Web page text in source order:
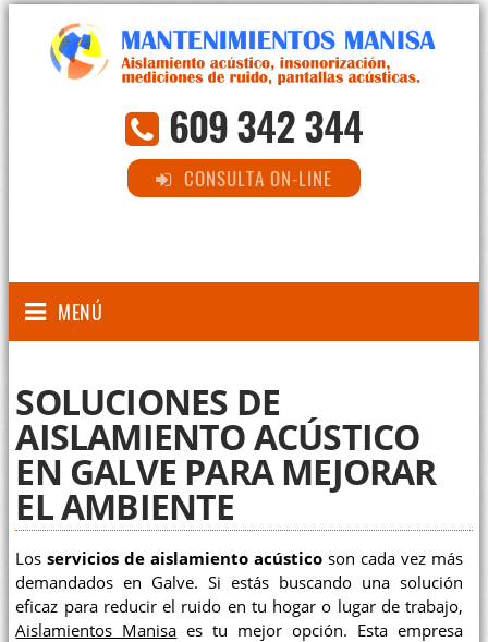
609 342 344
CONSULTA ON-LINE
MENÚ
SOLUCIONES DE
AISLAMIENTO ACÚSTICO
EN GALVE PARA MEJORAR
EL AMBIENTE
Losservicios de aislamiento acústico son cada vez más
demandados en Galve. Si estás buscando una solución
eficaz para reducir el ruido en tu hogar o lugar de trabajo,
Aislamientos Manisa es tu mejor opción. Esta empresa